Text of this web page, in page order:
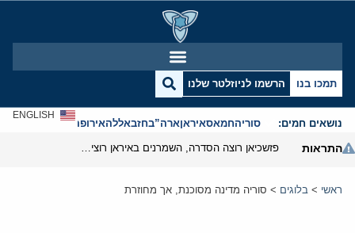
תמכו בנו הרשמו לניוזלטר שלנו
נושאים חמים: סוריהחמאסאיראןארה”בחזבאללהאירופהאנטישמיות
ENGLISH
התראות
ראשי > בלוגים > סוריה מדינה מסוכנת, אך מחוזרת